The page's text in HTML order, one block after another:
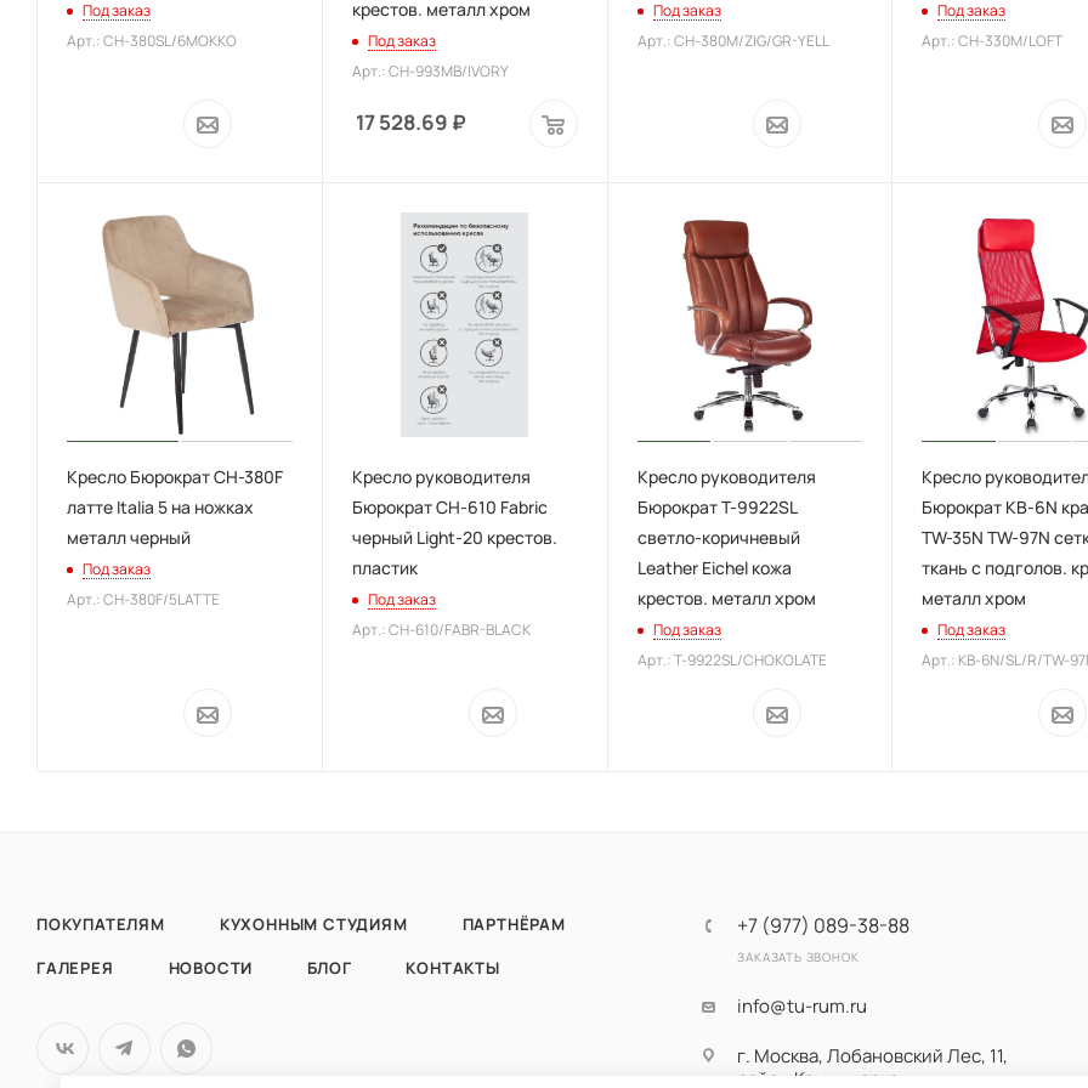
Под заказ
Арт.: CH-380SL/6MOKKO
крестов. металл хром
Под заказ
Арт.: CH-993MB/IVORY
17 528.69 ₽
Под заказ
Арт.: CH-380M/ZIG/GR-YELL
Под заказ
Арт.: CH-330M/LOFT
Кресло Бюрократ CH-380F
латте Italia 5 на ножках
металл черный
Под заказ
Арт.: CH-380F/5LATTE
Кресло руководителя
Бюрократ CH-610 Fabric
черный Light-20 крестов.
пластик
Под заказ
Арт.: CH-610/FABR-BLACK
Кресло руководителя
Бюрократ T-9922SL
светло-коричневый
Leather Eichel кожа
крестов. металл хром
Под заказ
Арт.: T-9922SL/CHOKOLATE
Кресло
Бюрократ KB-6N
TW-35N TW-97N
ткань с подголов.
металл хром
Под заказ
Арт.: KB-6N/SL/R/TW-
ПОКУПАТЕЛЯМ КУХОННЫМ СТУДИЯМ
ПАРТНЁРАМ
ГАЛЕРЕЯ
НОВОСТИ БЛОГ КОНТАКТЫ
+7 (977) 089-38-88
ЗАКАЗАТЬ ЗВОНОК
info@tu-rum.ru
г. Москва, Лобановский Лес, 11,
район Коммунарка,